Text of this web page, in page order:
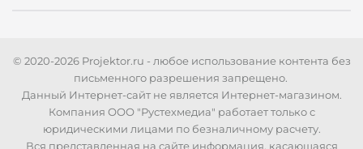
© 2020-2026 Projektor.ru - любое использование контента без
письменного разрешения запрещено.
Данный Интернет-сайт не является Интернет-магазином.
Компания ООО "Рустехмедиа" работает только с
юридическими лицами по безналичному расчету.
Вся представленная на сайте информация, касающаяся